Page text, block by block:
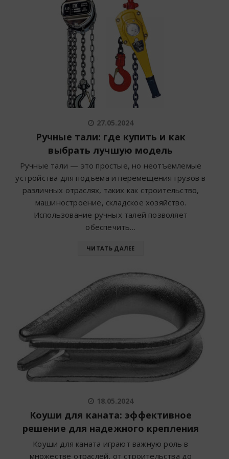
27.05.2024
Ручные тали: где купить и как
выбрать лучшую модель
Ручные тали — это простые, но неотъемлемые
устройства для подъема и перемещения грузов в
различных отраслях, таких как строительство,
машиностроение, складское хозяйство.
Использование ручных талей позволяет
обеспечить…
ЧИТАТЬ ДАЛЕЕ
18.05.2024
Коуши для каната: эффективное
решение для надежного крепления
Коуши для каната играют важную роль в
множестве отраслей, от строительства до